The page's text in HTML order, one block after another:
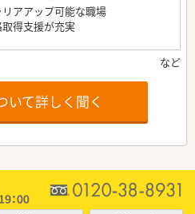
リアアップ可能な職場
得支援が充実
いて詳しく聞く